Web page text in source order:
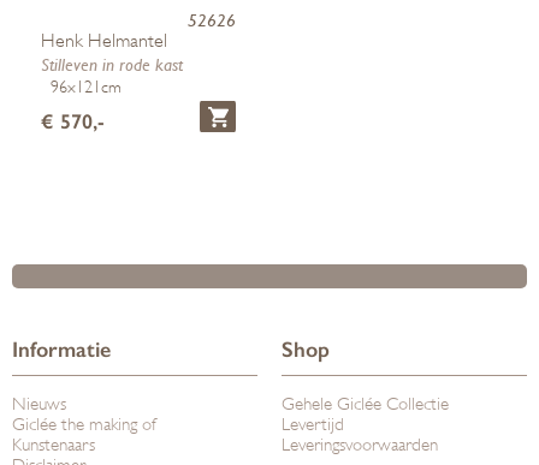
52626
Henk Helmantel
Stilleven in rode kast
96x121cm
€ 570,-
Informatie
Nieuws
Giclée the making of
Kunstenaars
Shop
Gehele Giclée Collectie
Levertijd
Leveringsvoorwaarden